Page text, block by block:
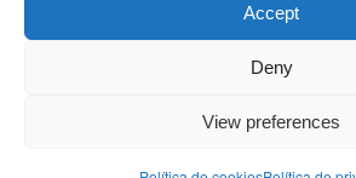
Accept
Deny
View preferences